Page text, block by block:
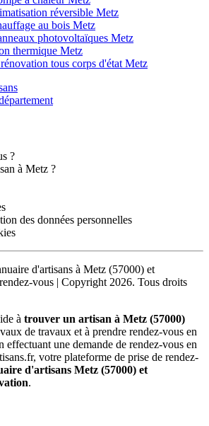
réversible Metz
au bois Metz
photovoltaïques Metz
thermique Metz
tous corps d'état Metz
?
à Metz ?
des données personnelles
d'artisans à Metz (57000) et
vous | Copyright 2026. Tous droits
à trouver un artisan à Metz (57000)
de travaux et à prendre rendez-vous en
effectuant une demande de rendez-vous en
votre plateforme de prise de rendez-
d'artisans Metz (57000) et
.